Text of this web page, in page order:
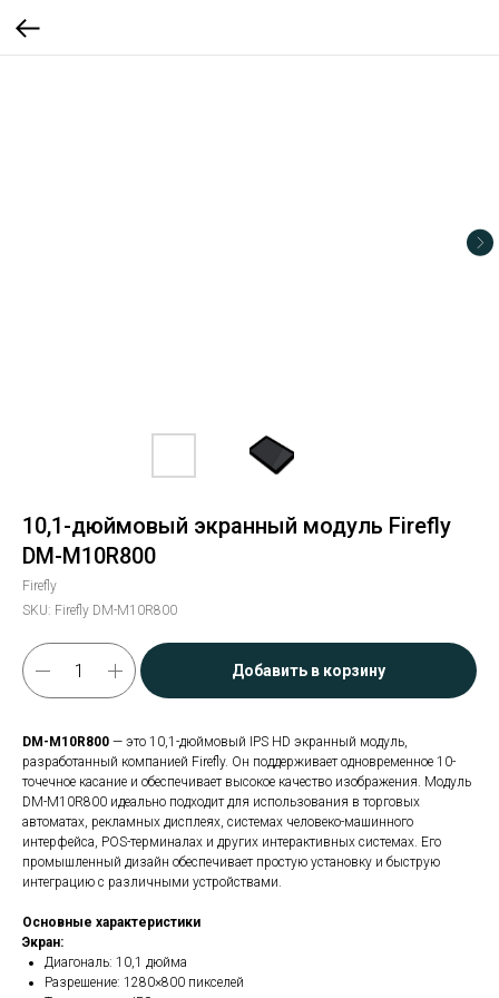
10,1-дюймовый экранный модуль Firefly
DM-M10R800
Firefly
SKU: Firefly DM-M10R800
Добавить в корзину
DM-M10R800 — это 10,1-дюймовый IPS HD экранный модуль,
разработанный компанией Firefly. Он поддерживает одновременное 10-
точечное касание и обеспечивает высокое качество изображения. Модуль
DM-M10R800 идеально подходит для использования в торговых
автоматах, рекламных дисплеях, системах человеко-машинного
интерфейса, POS-терминалах и других интерактивных системах. Его
промышленный дизайн обеспечивает простую установку и быструю
интеграцию с различными устройствами.
Основные характеристики
Экран:
Диагональ: 10,1 дюйма
Разрешение: 1280×800 пикселей